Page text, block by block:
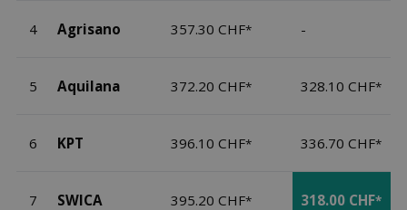
4 Agrisano 357.30 CHF* -
5 Aquilana 372.20 CHF* 328.10 CHF*
6 KPT 396.10 CHF* 336.70 CHF*
7 SWICA 395.20 CHF* 318.00 CHF*